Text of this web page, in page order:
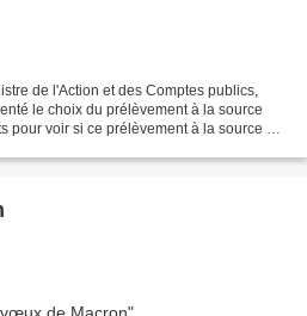
de l'Action et des Comptes publics,
le choix du prélèvement à la source
pour voir si ce prélèvement à la source ne